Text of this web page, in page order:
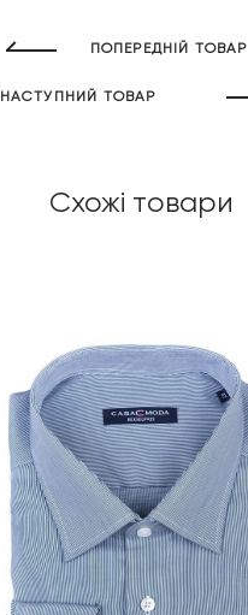
ПОПЕРЕДНІЙ ТОВАР
НАСТУПНИЙ ТОВАР
Схожі товари